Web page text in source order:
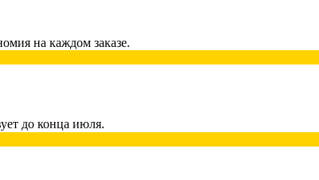
на каждом заказе.
до конца июля.